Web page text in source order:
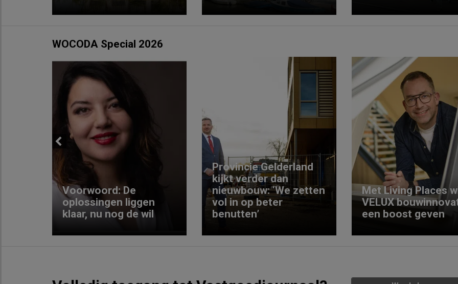
WOCODA Special 2026
Previous
Voorwoord: De
oplossingen liggen
klaar, nu nog de wil
Provincie Gelderland
kijkt verder dan
nieuwbouw: ‘We zetten
vol in op beter
benutten’
Met Living Places
VELUX
een boost geven